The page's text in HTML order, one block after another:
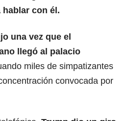
hablar con él.
una vez que el
llegó al palacio
miles de simpatizantes
convocada por